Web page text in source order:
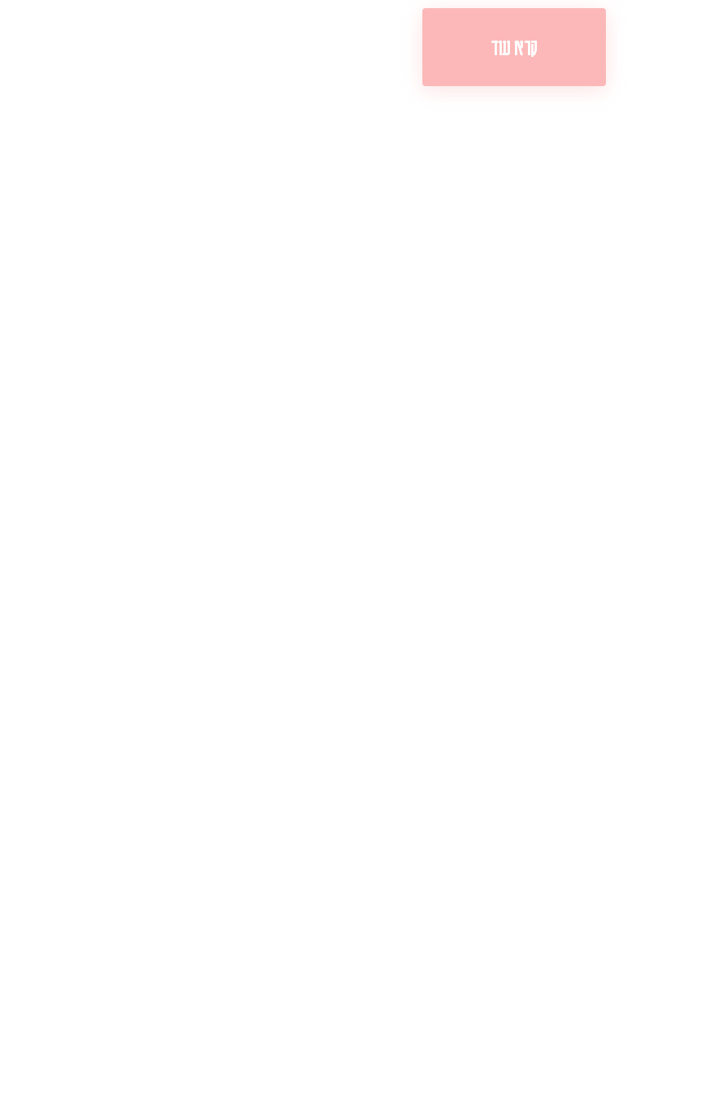
קרא עוד
קלחי תירס צרובים על מחבת עם גבינה בולגרית מעודנת
נשנושי פרגיות קריספיים ממכרים
לחם מחבת
אז מה בשבילכם?
פסטל טוניסאי לתשעת הימים,אורז
פיצה של תשעת הימים ולמה היא נקראת ככה? ההסבר
מז׳ווז׳ין או בתרגוםשייטל